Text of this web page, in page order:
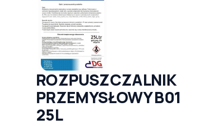
ROZPUSZCZALNIK
PRZEMYSŁOWY B01
25L